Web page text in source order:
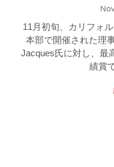
11月初旬、カリフォ
本部で開催された理
Jacques氏に対し、最
績賞